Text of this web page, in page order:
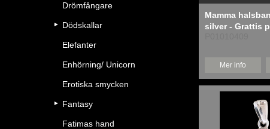
Drömfångare
Dödskallar
Elefanter
Enhörning/ Unicorn
Erotiska smycken
Fantasy
Fatimas hand
Mamma
silver - Grattis
Mer info